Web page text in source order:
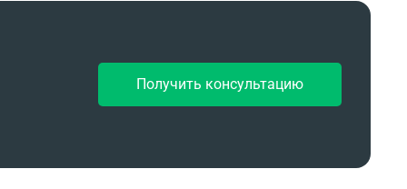
Получить консультацию